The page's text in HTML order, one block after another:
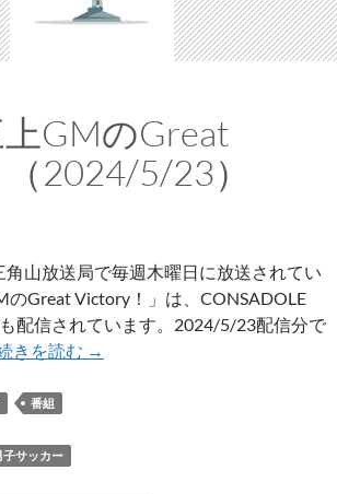
ケ
ッ
ト
GMのGreat
2024/5/23）
角山放送局で毎週木曜日に放送されてい
のGreat Victory！」は、CONSADOLE
配信されています。2024/5/23配信分で
きを読む コ
→
番組
子サッカー